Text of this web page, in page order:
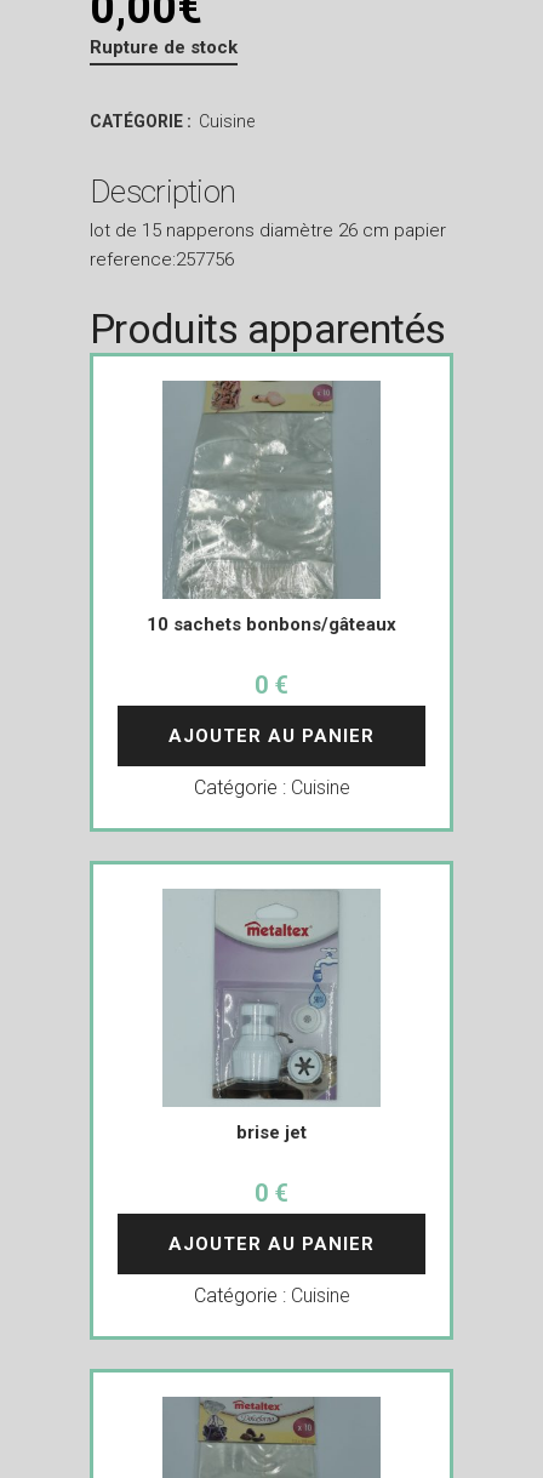
Rupture de stock
CATÉGORIE : Cuisine
Description
lot de 15 napperons diamètre 26 cm papier
reference:257756
Produits apparentés
10 sachets bonbons/gâteaux
0 €
AJOUTER AU PANIER
Catégorie : Cuisine
brise jet
0 €
AJOUTER AU PANIER
Catégorie : Cuisine